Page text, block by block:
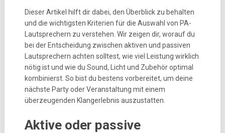
Dieser Artikel hilft dir dabei, den Überblick zu behalten
und die wichtigsten Kriterien für die Auswahl von PA-
Lautsprechern zu verstehen. Wir zeigen dir, worauf du
bei der Entscheidung zwischen aktiven und passiven
Lautsprechern achten solltest, wie viel Leistung wirklich
nötig ist und wie du Sound, Licht und Zubehör optimal
kombinierst. So bist du bestens vorbereitet, um deine
nächste Party oder Veranstaltung mit einem
überzeugenden Klangerlebnis auszustatten.
Aktive oder passive